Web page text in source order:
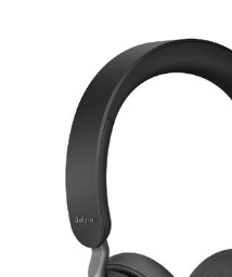
Google